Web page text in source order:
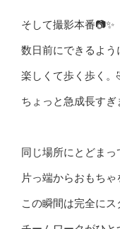
そして撮影本番📷✨
数日前にできるよう
楽しくて歩く歩く。
ちょっと急成長すぎ
同じ場所にとどま
片っ端からおもちゃ
この瞬間は完全に